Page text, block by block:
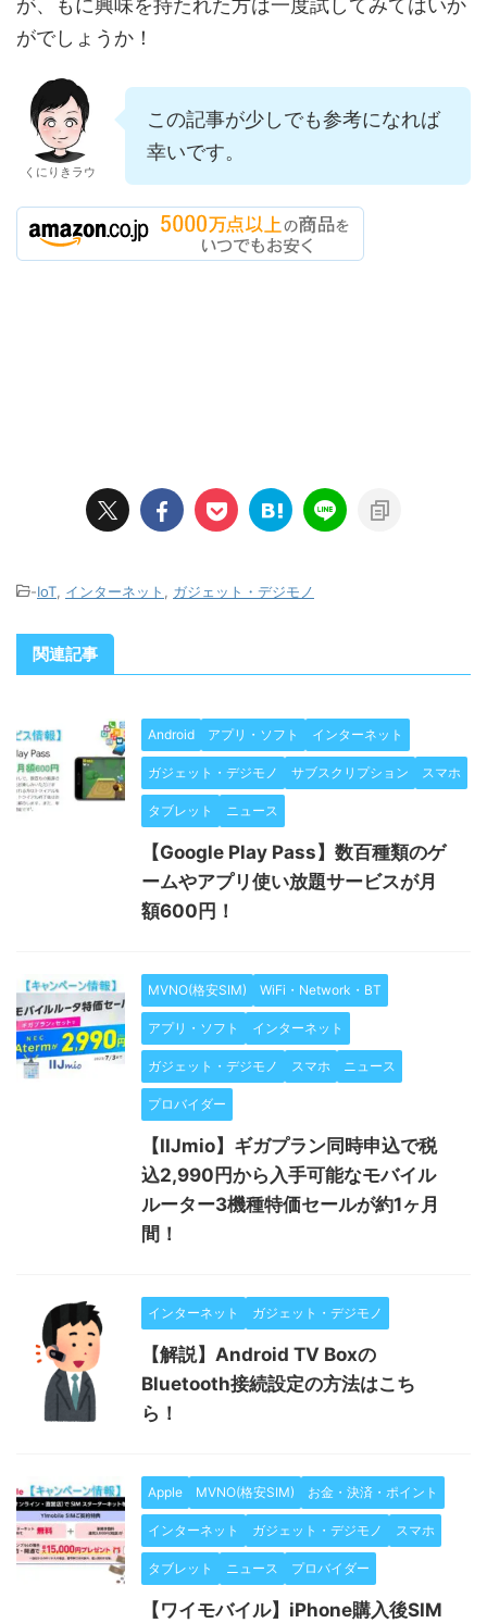
が、もに興味を持たれた方は一度試してみてはいか
がでしょうか！
くにりきラウ
この記事が少しでも参考になれば
幸いです。
-IoT インターネット ガジェット・デジモノ
関連記事
Android アプリ・ソフト インターネット
ガジェット・デジモノ サブスクリプション スマホ
タブレット ニュース
【Google Play Pass】数百種類のゲ
ームやアプリ使い放題サービスが月
額600円！
MVNO(格安SIM) WiFi・Network・BT
アプリ・ソフト インターネット
ガジェット・デジモノ スマホ ニュース
プロバイダー
【IIJmio】ギガプラン同時申込で税
込2,990円から入手可能なモバイル
ルーター3機種特価セールが約1ヶ月
間！
インターネット ガジェット・デジモノ
【解説】Android TV Boxの
Bluetooth接続設定の方法はこち
ら！
Apple MVNO(格安SIM) お金・決済・ポイント
インターネット ガジェット・デジモノ スマホ
タブレット ニュース プロバイダー
【ワイモバイル】iPhone購入後SIM